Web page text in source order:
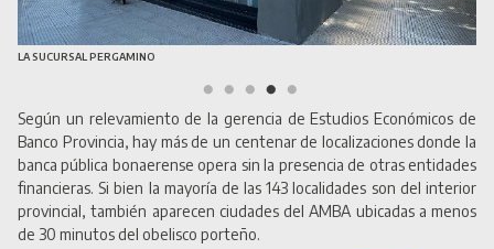
LA SUCURSAL PERGAMINO
Según un relevamiento de la gerencia de Estudios Económicos de
Banco Provincia, hay más de un centenar de localizaciones donde la
banca pública bonaerense opera sin la presencia de otras entidades
financieras. Si bien la mayoría de las 143 localidades son del interior
provincial, también aparecen ciudades del AMBA ubicadas a menos
de 30 minutos del obelisco porteño.